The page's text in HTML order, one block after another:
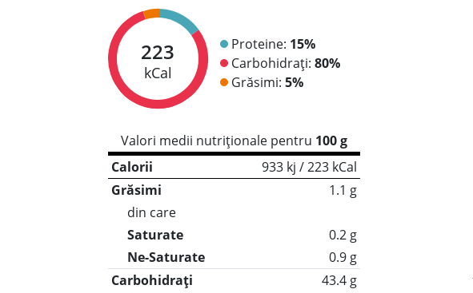
223
kCal
Proteine: 15%
Carbohidrați: 80%
Grăsimi: 5%
Valori medii nutriționale pentru 100 g
Calorii
933 kj / 223 kCal
Grăsimi
1.1 g
din care
Saturate
0.2 g
Ne-Saturate
0.9 g
Carbohidrați
43.4 g